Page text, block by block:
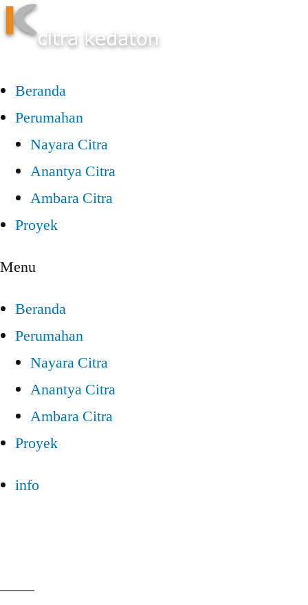
Beranda
Perumahan
Nayara Citra
Anantya Citra
Ambara Citra
Proyek
Menu
Beranda
Perumahan
Nayara Citra
Anantya Citra
Ambara Citra
Proyek
info